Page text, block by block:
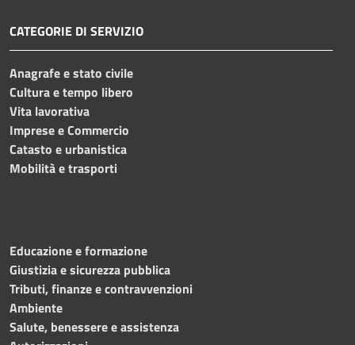
CATEGORIE DI SERVIZIO
Anagrafe e stato civile
Cultura e tempo libero
Vita lavorativa
Imprese e Commercio
Catasto e urbanistica
Mobilità e trasporti
Educazione e formazione
Giustizia e sicurezza pubblica
Tributi, finanze e contravvenzioni
Ambiente
Salute, benessere e assistenza